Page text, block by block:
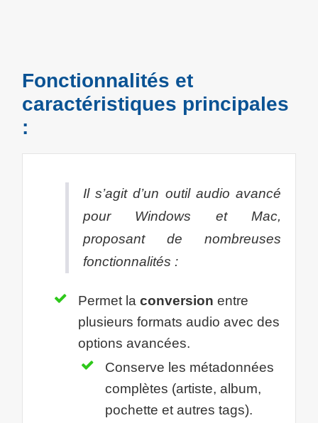
Fonctionnalités et
caractéristiques principales
:
Il s’agit d’un outil audio avancé
pour Windows et Mac,
proposant de nombreuses
fonctionnalités :
Permet laconversion entre
plusieurs formats audio avec des
options avancées.
Conserve les métadonnées
complètes (artiste, album,
pochette et autres tags).